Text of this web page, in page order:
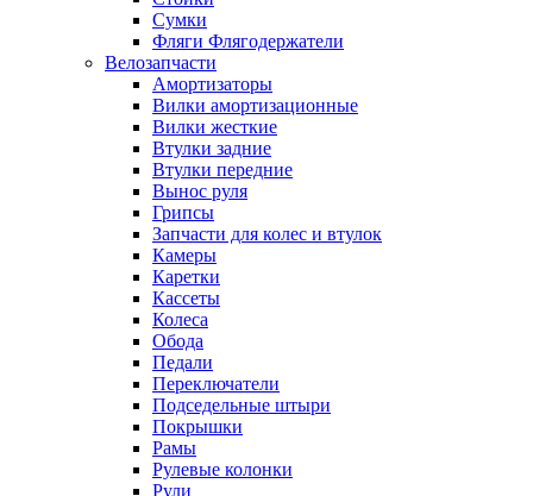
Сумки
Фляги Флягодержатели
Велозапчасти
Амортизаторы
Вилки амортизационные
Вилки жесткие
Втулки задние
Втулки передние
Вынос руля
Грипсы
Запчасти для колес и втулок
Камеры
Каретки
Кассеты
Колеса
Обода
Педали
Переключатели
Подседельные штыри
Покрышки
Рамы
Рулевые колонки
Рули